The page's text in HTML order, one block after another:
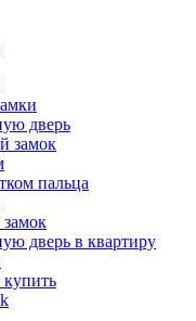
дверь
замок
пальца
дверь в квартиру